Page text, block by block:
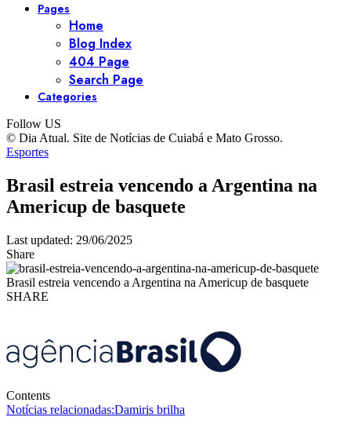
Pages
Home
Blog Index
404 Page
Search Page
Categories
Follow US
© Dia Atual. Site de Notícias de Cuiabá e Mato Grosso.
Esportes
Brasil estreia vencendo a Argentina na
Americup de basquete
Last updated: 29/06/2025
Share
Brasil estreia vencendo a Argentina na Americup de basquete
SHARE
Contents
Notícias relacionadas:Damiris brilha